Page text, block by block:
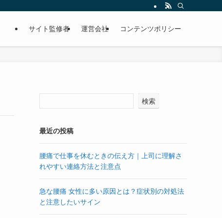
サイト監修者 運営会社 コンテンツポリシー
検索
最近の投稿
腰痛で仕事を休むときの伝え方｜上司に理解さ
れやすい連絡方法と注意点
急な腰痛 女性に多い原因とは？症状別の対処法
と注意したいサイン